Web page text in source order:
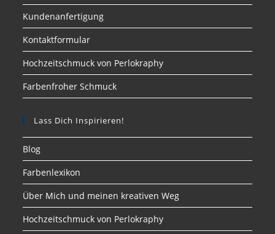
Kundenanfertigung
Kontaktformular
Hochzeitschmuck von Perlokraphy
Farbenfroher Schmuck
Lass Dich Inspirieren!
Blog
Farbenlexikon
Über Mich und meinen kreativen Weg
Hochzeitschmuck von Perlokraphy